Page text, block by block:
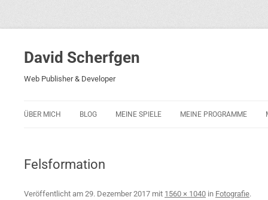
David Scherfgen
Web Publisher & Developer
ÜBER MICH BLOG MEINE SPIELE MEINE PROGRAMME
Felsformation
Veröffentlicht am 29. Dezember 2017 mit 1560 × 1040 in Fotografie.